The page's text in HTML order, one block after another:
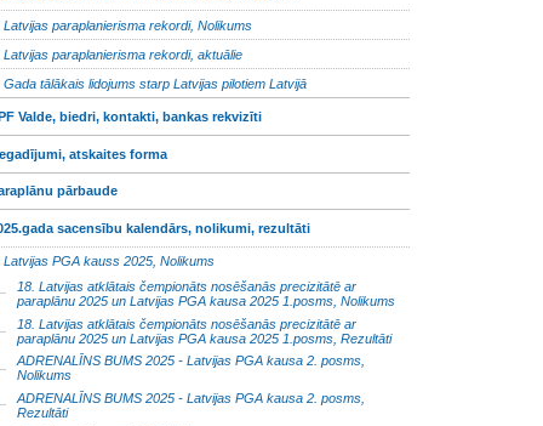
Latvijas paraplanierisma rekordi, Nolikums
Latvijas paraplanierisma rekordi, aktuālie
Gada tālākais lidojums starp Latvijas pilotiem Latvijā
Valde, biedri, kontakti, bankas rekvizīti
atskaites forma
pārbaude
sacensību kalendārs, nolikumi, rezultāti
Latvijas PGA kauss 2025, Nolikums
18. Latvijas atklātais čempionāts nosēšanās precizitātē ar
paraplānu 2025 un Latvijas PGA kausa 2025 1.posms, Nolikums
18. Latvijas atklātais čempionāts nosēšanās precizitātē ar
paraplānu 2025 un Latvijas PGA kausa 2025 1.posms, Rezultāti
ADRENALĪNS BUMS 2025 - Latvijas PGA kausa 2. posms,
Nolikums
ADRENALĪNS BUMS 2025 - Latvijas PGA kausa 2. posms,
Rezultāti